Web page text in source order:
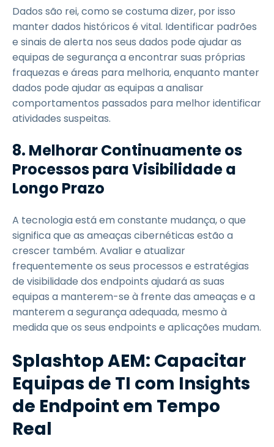
Dados são rei, como se costuma dizer, por isso
manter dados históricos é vital. Identificar padrões
e sinais de alerta nos seus dados pode ajudar as
equipas de segurança a encontrar suas próprias
fraquezas e áreas para melhoria, enquanto manter
dados pode ajudar as equipas a analisar
comportamentos passados para melhor identificar
atividades suspeitas.
8. Melhorar Continuamente os
Processos para Visibilidade a
Longo Prazo
A tecnologia está em constante mudança, o que
significa que as ameaças cibernéticas estão a
crescer também. Avaliar e atualizar
frequentemente os seus processos e estratégias
de visibilidade dos endpoints ajudará as suas
equipas a manterem-se à frente das ameaças e a
manterem a segurança adequada, mesmo à
medida que os seus endpoints e aplicações mudam.
Splashtop AEM: Capacitar
Equipas de TI com Insights
de Endpoint em Tempo
Real